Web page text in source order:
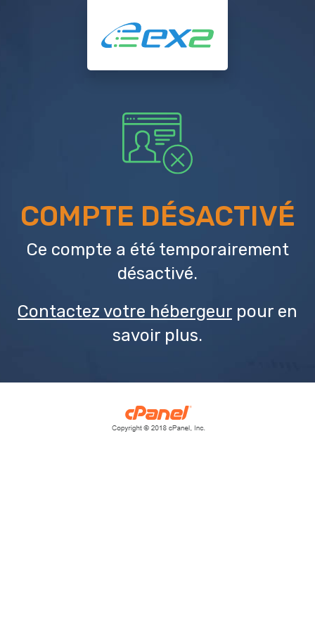
COMPTE DÉSACTIVÉ
Ce compte a été temporairement
désactivé.
Contactez votre hébergeur pour en
savoir plus.